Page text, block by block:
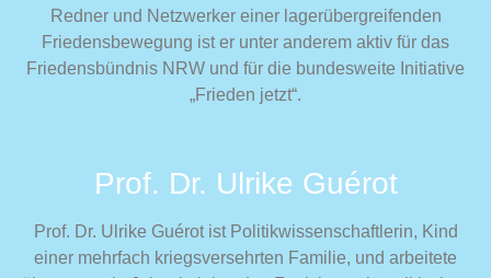
Redner und Netzwerker einer lagerübergreifenden
Friedensbewegung ist er unter anderem aktiv für das
Friedensbündnis NRW und für die bundesweite Initiative
„Frieden jetzt“.
Prof. Dr. Ulrike Guérot
Prof. Dr. Ulrike Guérot ist Politikwissenschaftlerin, Kind
einer mehrfach kriegsversehrten Familie, und arbeitete